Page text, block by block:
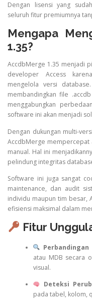
Dengan lisensi yang
seluruh fitur premiumnya
Mengapa
1.35?
AccdbMerge 1.35 menjadi
developer Access
mengelola versi
membandingkan file
menggabungkan
software ini akan menjadi
Dengan dukungan multi-
AccdbMerge mempercepat
manual. Hal ini
pelindung integritas
Software ini juga sangat
maintenance, dan audit
individu maupun tim besar,
efisiensi maksimal dalam
Fitur
atau MDB secara
visual.
Deteksi
pada tabel, kolom,